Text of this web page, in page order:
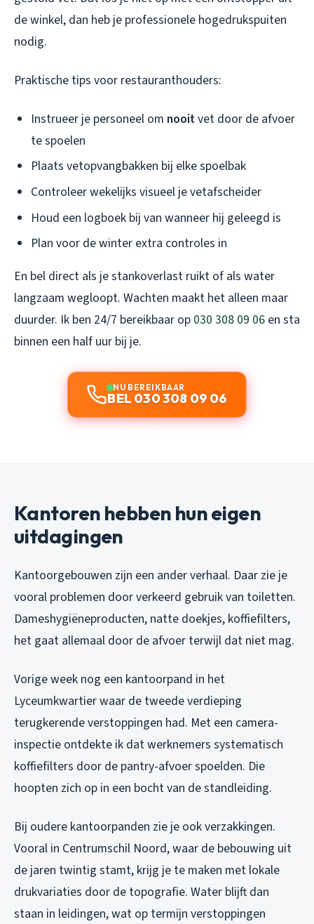
de winkel, dan heb je professionele hogedrukspuiten
nodig.
Praktische tips voor restauranthouders:
Instrueer je personeel om nooitvet door de afvoer
te spoelen
Plaats vetopvangbakken bij elke spoelbak
Controleer wekelijks visueel je vetafscheider
Houd een logboek bij van wanneer hij geleegd is
Plan voor de winter extra controles in
En bel direct als je stankoverlast ruikt of als water
langzaam wegloopt. Wachten maakt het alleen maar
duurder. Ik ben 24/7 bereikbaar op 030 308 09 06 en sta
binnen een half uur bij je.
NU BEREIKBAAR
BEL 030 308 09 06
Kantoren hebben hun eigen
uitdagingen
Kantoorgebouwen zijn een ander verhaal. Daar zie je
vooral problemen door verkeerd gebruik van toiletten.
Dameshygiëneproducten, natte doekjes, koffiefilters,
het gaat allemaal door de afvoer terwijl dat niet mag.
Vorige week nog een kantoorpand in het
Lyceumkwartier waar de tweede verdieping
terugkerende verstoppingen had. Met een camera-
inspectie ontdekte ik dat werknemers systematisch
koffiefilters door de pantry-afvoer spoelden. Die
hoopten zich op in een bocht van de standleiding.
Bij oudere kantoorpanden zie je ook verzakkingen.
Vooral in Centrumschil Noord, waar de bebouwing uit
de jaren twintig stamt, krijg je te maken met lokale
drukvariaties door de topografie. Water blijft dan
staan in leidingen, wat op termijn verstoppingen